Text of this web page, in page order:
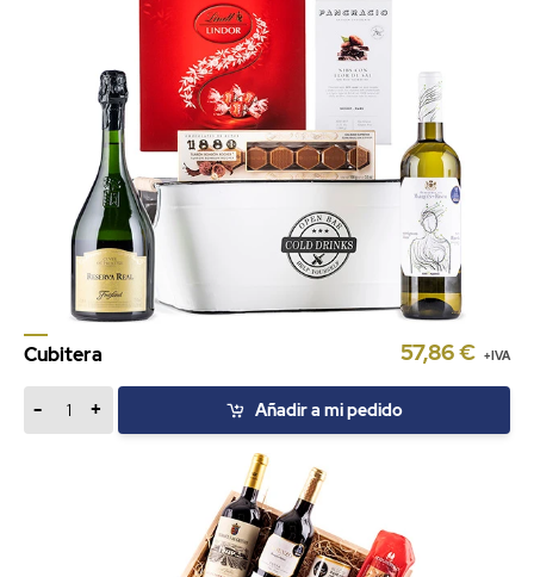
Cubitera 57,86 € +IVA
- + Añadir a mi pedido